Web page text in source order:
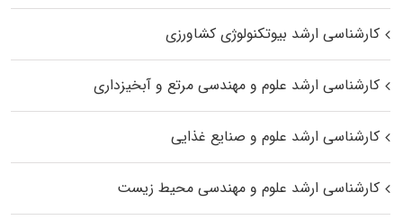
کارشناسی ارشد بیوتکنولوژی کشاورزی
کارشناسی ارشد علوم و مهندسی مرتع و آبخیزداری
کارشناسی ارشد علوم و صنایع غذایی
کارشناسی ارشد علوم و مهندسی محیط زیست